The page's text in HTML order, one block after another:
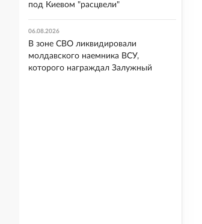
под Киевом "расцвели"
06.08.2026
В зоне СВО ликвидировали
молдавского наемника ВСУ,
которого награждал Залужный